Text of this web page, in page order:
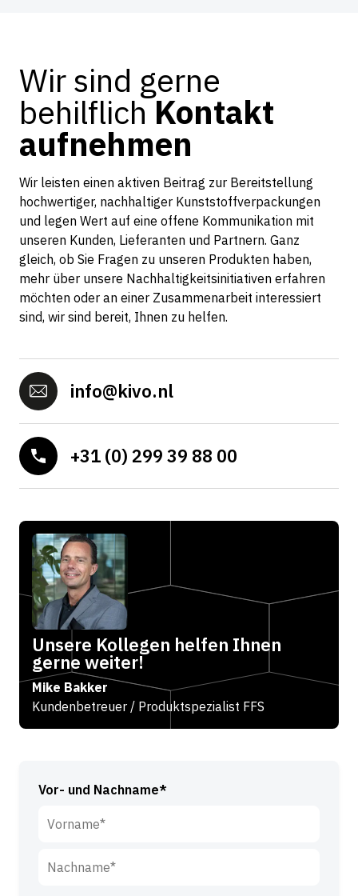
Vor- und Nachname*
Wir sind gerne
behilflichKontakt
aufnehmen
Wir leisten einen aktiven Beitrag zur Bereitstellung
hochwertiger, nachhaltiger Kunststoffverpackungen
und legen Wert auf eine offene Kommunikation mit
unseren Kunden, Lieferanten und Partnern. Ganz
gleich, ob Sie Fragen zu unseren Produkten haben,
mehr über unsere Nachhaltigkeitsinitiativen erfahren
möchten oder an einer Zusammenarbeit interessiert
sind, wir sind bereit, Ihnen zu helfen.
info@kivo.nl
+31 (0) 299 39 88 00
Unsere Kollegen helfen Ihnen
gerne weiter!
Mike Bakker
Kundenbetreuer / Produktspezialist FFS